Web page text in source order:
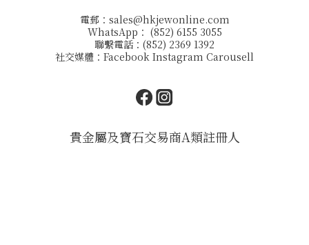
電郵： sales@hkjewonline.com
WhatsApp： (852) 6155 3055
聯繫電話：(852) 2369 1392
社交媒體： Facebook Instagram Carousell
貴金屬及寶石交易商A類註冊人